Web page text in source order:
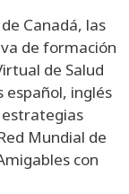
Canadá, las
de formación
de Salud
español, inglés
Mundial de
con